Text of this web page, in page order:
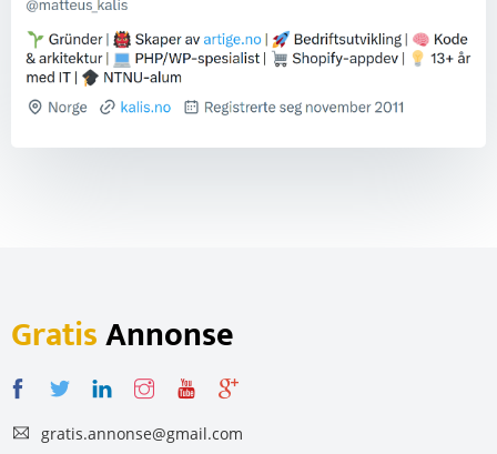
GratisAnnonse
gratis.annonse@gmail.com